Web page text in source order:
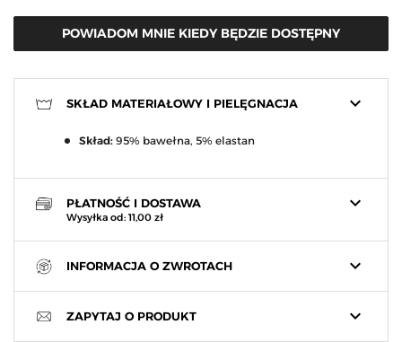
POWIADOM MNIE KIEDY BĘDZIE DOSTĘPNY
keyboard_arrow_down
SKŁAD MATERIAŁOWY I PIELĘGNACJA
Skład: 95% bawełna, 5% elastan
keyboard_arrow_down
PŁATNOŚĆ I DOSTAWA
Wysyłka od: 11,00 zł
keyboard_arrow_down
INFORMACJA O ZWROTACH
keyboard_arrow_down
ZAPYTAJ O PRODUKT